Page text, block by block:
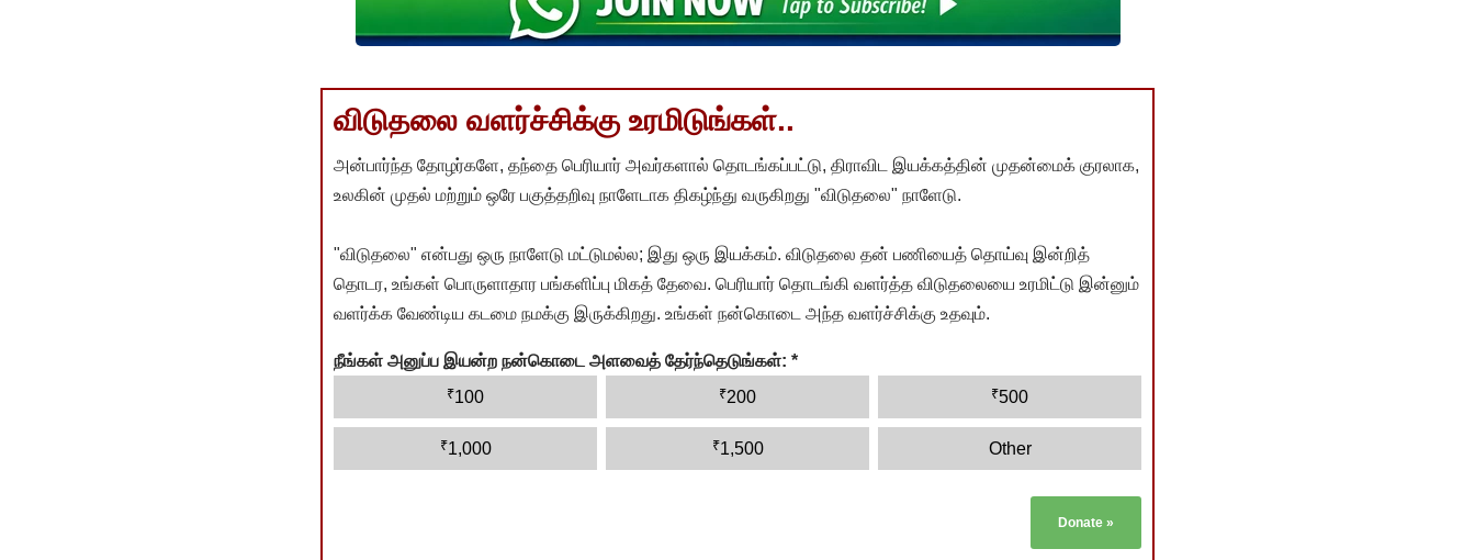
விடுதலை வளர்ச்சிக்கு உரமிடுங்கள்..
அன்பார்ந்த தோழர்களே, தந்தை பெரியார் அவர்களால் தொடங்கப்பட்டு, திராவிட இயக்கத்தின் முதன்மைக் குரலாக,
உலகின் முதல் மற்றும் ஒரே பகுத்தறிவு நாளேடாக திகழ்ந்து வருகிறது "விடுதலை" நாளேடு.
"விடுதலை" என்பது ஒரு நாளேடு மட்டுமல்ல; இது ஒரு இயக்கம். விடுதலை தன் பணியைத் தொய்வு இன்றித்
தொடர, உங்கள் பொருளாதார பங்களிப்பு மிகத் தேவை. பெரியார் தொடங்கி வளர்த்த விடுதலையை உரமிட்டு இன்னும்
வளர்க்க வேண்டிய கடமை நமக்கு இருக்கிறது. உங்கள் நன்கொடை அந்த வளர்ச்சிக்கு உதவும்.
நீங்கள் அனுப்ப இயன்ற நன்கொடை அளவைத் தேர்ந்தெடுங்கள்: *
₹100 ₹200 ₹500
₹1,000 ₹1,500 Other
Donate »